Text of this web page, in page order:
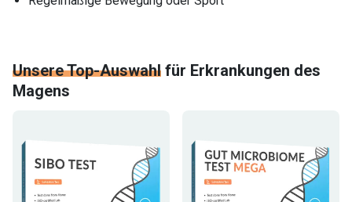
Unsere Top-Auswahl für Erkrankungen des
Magens